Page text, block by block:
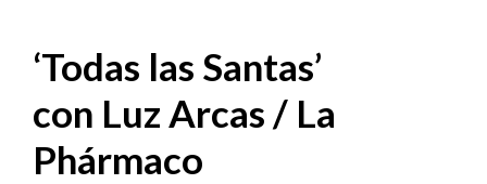
‘Todas las Santas’
con Luz Arcas / La
Phármaco